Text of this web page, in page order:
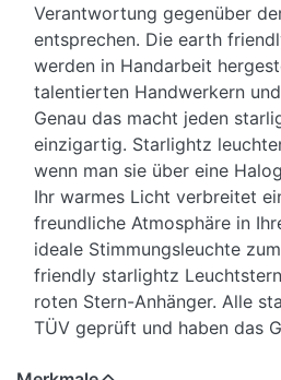
Verantwortung gegenüber
entsprechen. Die earth
werden in Handarbeit
talentierten Handwerkern
Genau das macht jeden
einzigartig. Starlightz
wenn man sie über eine
Ihr warmes Licht verbreitet
freundliche Atmosphäre in
ideale Stimmungsleuchte
friendly starlightz
roten Stern-Anhänger. Alle
TÜV geprüft und haben das